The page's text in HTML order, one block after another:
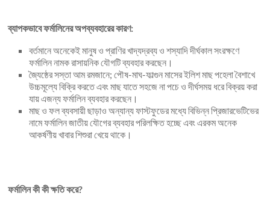
ব্যাপকভাবে ফর্মালিনের অপব্যবহারের কারণ:
বর্তমানে অনেকেই মানুষ ও প্রাণির খাদ্যদ্রব্য ও শস্যাদি দীর্ঘকাল সংরক্ষণে
ফর্মালিন নামক রাসায়নিক যৌগটি ব্যবহার করছেন।
জ্যৈষ্ঠের সস্তা আম রমজানে; পৌষ-মাঘ-ফাল্গুন মাসের ইলিশ মাছ পহেলা বৈশাখে
উচ্চমূল্যে বিক্রি করতে এবং মাছ যাতে সহজে না পচে ও দীর্ঘসময় ধরে বিক্রয় করা
যায় এজন্য ফর্মালিন ব্যবহার করছেন।
মাছ ও ফল ব্যবসায়ী ছাড়াও অন্যান্য ফাস্টফুডের মধ্যে বিভিন্ন প্রিজারভেটিভের
নামে ফর্মালিন জাতীয় যৌগের ব্যবহার পরিলক্ষিত হচ্ছে এবং এরকম অনেক
আকর্ষণীয় খাবার শিশুরা খেয়ে থাকে।
ফর্মালিন কী কী ক্ষতি করে?